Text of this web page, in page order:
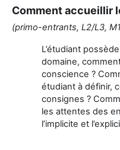
Comment accueillir
(primo-entrants, L2/L3,
L’étudiant
domaine,
conscience ?
étudiant à définir,
consignes ?
les attentes des
l’implicite et